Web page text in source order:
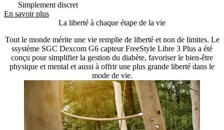
Simplement discret
En savoir plus
La liberté à chaque étape de la vie
Tout le monde mérite une vie remplie de liberté et non de limites. Le
ssystème SGC Dexcom G6 capteur FreeStyle Libre 3 Plus a été
conçu pour simplifier la gestion du diabète, favoriser le bien-être
physique et mental et aussi à offrir une plus grande liberté dans le
mode de vie.